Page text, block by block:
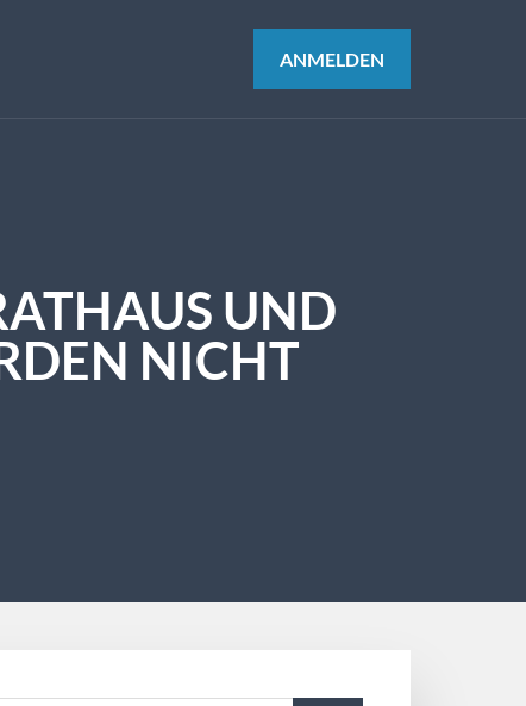
ANMELDEN
UND
NICHT B